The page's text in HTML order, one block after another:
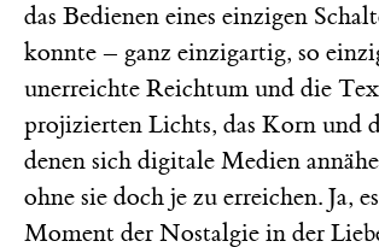
das Bedienen eines einzigen
konnte – ganz einzigartig, so
unerreichte Reichtum und die
projizierten Lichts, das Korn und
denen sich digitale Medien
ohne sie doch je zu erreichen. Ja,
Moment der Nostalgie in der